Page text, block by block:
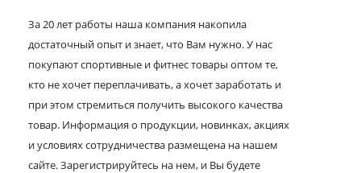
За 20 лет работы наша компания накопила
достаточный опыт и знает, что Вам нужно. У нас
покупают спортивные и фитнес товары оптом те,
кто не хочет переплачивать, а хочет заработать и
при этом стремиться получить высокого качества
товар. Информация о продукции, новинках, акциях
и условиях сотрудничества размещена на нашем
сайте. Зарегистрируйтесь на нем, и Вы будете